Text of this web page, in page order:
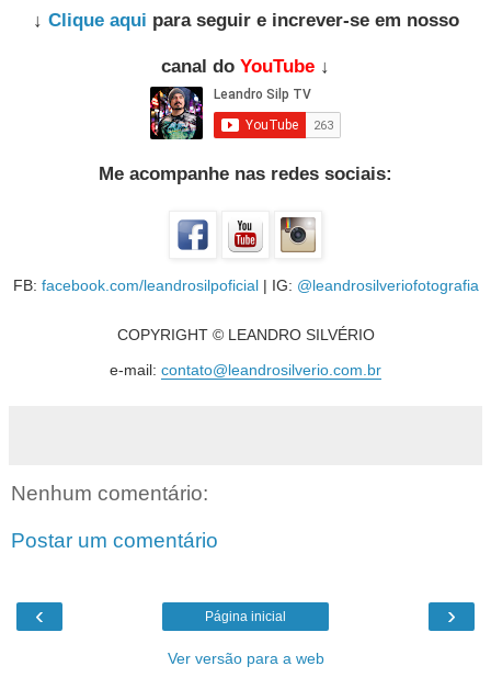
↓ Clique aqui para seguir e increver-se em nosso
canal do YouTube ↓
Me acompanhe nas redes sociais:
FB: facebook.com/leandrosilpoficial| IG: @leandrosilveriofotografia
COPYRIGHT © LEANDRO SILVÉRIO
e-mail: contato@leandrosilverio.com.br
Nenhum comentário:
Postar um comentário
‹ ›
Página inicial
Ver versão para a web